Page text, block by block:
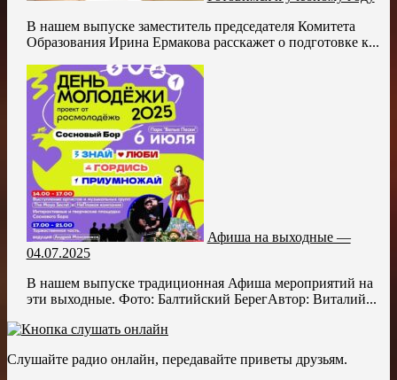
В нашем выпуске заместитель председателя Комитета
Образования Ирина Ермакова расскажет о подготовке к...
Афиша на выходные —
04.07.2025
В нашем выпуске традиционная Афиша мероприятий на
эти выходные. Фото: Балтийский БерегАвтор: Виталий...
Слушайте радио онлайн, передавайте приветы друзьям.